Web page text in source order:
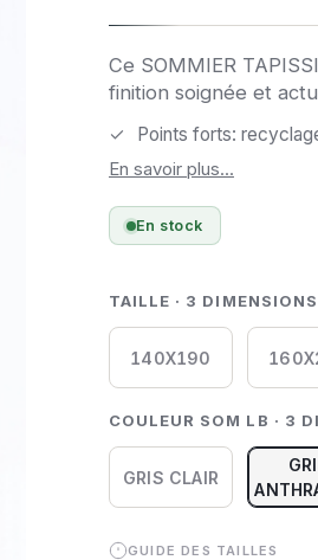
Ce SOMMIER
finition soignée et
Points forts:
En savoir plus...
En stock
TAILLE · 3
140X190
COULEUR SOM LB · 3
GRIS CLAIR
GUIDE DES TAILLES